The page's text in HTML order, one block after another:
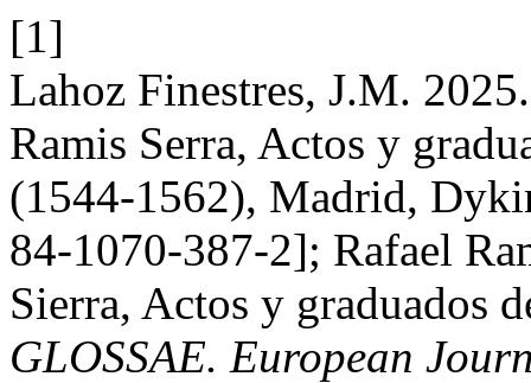
[1]
Lahoz Finestres, J.M.
Ramis Serra, Actos y
(1544-1562), Madrid,
84-1070-387-2]; Rafael
Sierra, Actos y graduados
GLOSSAE. European